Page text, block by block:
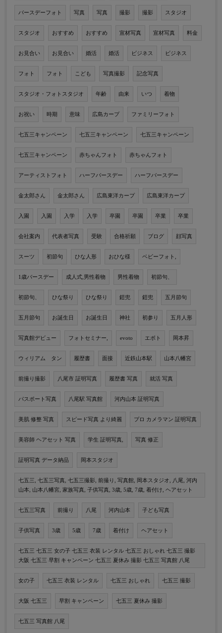
バースデーフォト 写真 写真 撮影 撮影 スタジオ
スタジオ おすすめ おすすめ 宣材写真 宣材写真 料金
お見合い お見合い 婚活 婚活 ビジネス ビジネス
フォト フォト こども 写真撮影 記念写真
スタジオ・フォトスタジオ 年齢 由来 いつ 着物
お祝い 時期 意味 広島カープ ファミリーフォト
七五三キャンペーン 七五三キャンペーン 七五三キャンペーン
七五三キャンペーン 赤ちゃんフォト 赤ちゃんフォト
アーティストフォト ハーフバースデー ハーフバースデー
金太郎さん 金太郎さん 広島東洋カープ 広島東洋カープ
入園 入園 入学 入学 卒園 卒園 卒業 卒業
会社案内 代表者写真 受験 合格祈願 ブログ 顔写真
スーツ 初節句 ひな人形 おひな様 ベビーフォト,
1歳バースデー 成人式,男性着物 男性着物 初節句、
初節句、 ひな祭り ひな祭り 鎧兜 鎧兜 五月節句
五月節句 お誕生日 お誕生日 神社 初参り 五月人形
写真館デビュー フォトセミナー, evoto エボト 岡本昇
ウィリアム タン 履歴書 面接 近鉄山本駅 山本八幡宮
前撮り撮影 八尾市 証明写真 履歴書 写真 就活 写真
パスポート写真 八尾駅 写真館 河内山本 証明写真
美肌 修整 写真 スピード写真 より綺麗 プロ カメラマン 証明写真
美容師 ヘアセット 写真 学生 証明写真, 写真 修正
証明写真 データ納品 岡本スタジオ
七五三, 七五三写真, 七五三撮影, 前撮り, 写真館, 岡本スタジオ, 八尾, 河内
山本, 山本八幡宮, 家族写真, 子供写真, 3歳, 5歳, 7歳, 着付け, ヘアセット
七五三写真 前撮り 八尾 河内山本 子ども写真
子供写真 3歳 5歳 7歳 着付け ヘアセット
七五三 七五三 女の子 七五三 衣装 レンタル 七五三 おしゃれ 七五三 撮影
大阪 七五三 早割 キャンペーン 七五三 夏休み 撮影 七五三 写真館 八尾
女の子 七五三 衣装 レンタル 七五三 おしゃれ 七五三 撮影
大阪 七五三 早割 キャンペーン 七五三 夏休み 撮影
七五三 写真館 八尾